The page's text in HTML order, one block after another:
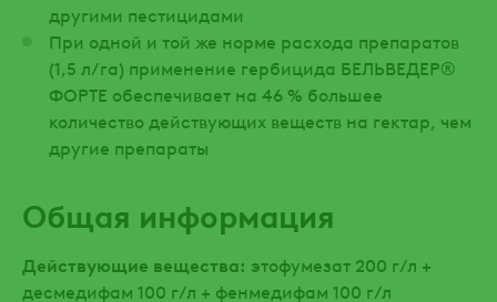
другими пестицидами
При одной и той же норме расхода препаратов
(1,5 л/га) применение гербицида БЕЛЬВЕДЕР®
ФОРТЕ обеспечивает на 46 % большее
количество действующих веществ на гектар, чем
другие препараты
Общая информация
Действующие вещества: этофумезат 200 г/л +
десмедифам 100 г/л + фенмедифам 100 г/л